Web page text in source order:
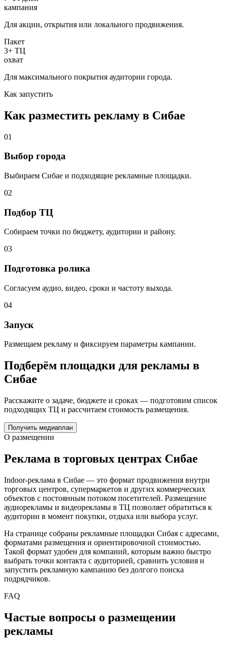
кампания
Для акции, открытия или локального продвижения.
Пакет
3+ ТЦ
охват
Для максимального покрытия аудитории города.
Как запустить
Как разместить рекламу в Сибае
01
Выбор города
Выбираем Сибае и подходящие рекламные площадки.
02
Подбор ТЦ
Собираем точки по бюджету, аудитории и району.
03
Подготовка ролика
Согласуем аудио, видео, сроки и частоту выхода.
04
Запуск
Размещаем рекламу и фиксируем параметры кампании.
Подберём площадки для рекламы в
Сибае
Расскажите о задаче, бюджете и сроках — подготовим список
подходящих ТЦ и рассчитаем стоимость размещения.
Получить медиаплан
О размещении
Реклама в торговых центрах Сибае
Indoor-реклама в Сибае — это формат продвижения внутри
торговых центров, супермаркетов и других коммерческих
объектов с постоянным потоком посетителей. Размещение
аудиорекламы и видеорекламы в ТЦ позволяет обратиться к
аудитории в момент покупки, отдыха или выбора услуг.
На странице собраны рекламные площадки Сибая с адресами,
форматами размещения и ориентировочной стоимостью.
Такой формат удобен для компаний, которым важно быстро
выбрать точки контакта с аудиторией, сравнить условия и
запустить рекламную кампанию без долгого поиска
подрядчиков.
FAQ
Частые вопросы о размещении
рекламы